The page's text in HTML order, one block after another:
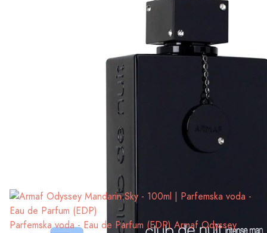
Parfemska voda - Eau de Parfum (EDP)
Kirke Parfem Tiziana
Parfemska voda - Eau de Parfum (EDP) Armaf Odyssey